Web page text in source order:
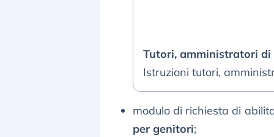
Tutori, amministratori
Istruzioni tutori,
modulo di richiesta di
per genitori;